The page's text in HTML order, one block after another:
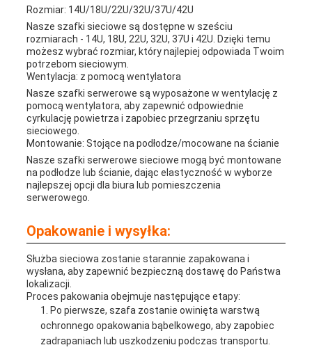
Rozmiar: 14U/18U/22U/32U/37U/42U
Nasze szafki sieciowe są dostępne w sześciu
rozmiarach - 14U, 18U, 22U, 32U, 37U i 42U. Dzięki temu
możesz wybrać rozmiar, który najlepiej odpowiada Twoim
potrzebom sieciowym.
Wentylacja: z pomocą wentylatora
Nasze szafki serwerowe są wyposażone w wentylację z
pomocą wentylatora, aby zapewnić odpowiednie
cyrkulację powietrza i zapobiec przegrzaniu sprzętu
sieciowego.
Montowanie: Stojące na podłodze/mocowane na ścianie
Nasze szafki serwerowe sieciowe mogą być montowane
na podłodze lub ścianie, dając elastyczność w wyborze
najlepszej opcji dla biura lub pomieszczenia
serwerowego.
Opakowanie i wysyłka:
Służba sieciowa zostanie starannie zapakowana i
wysłana, aby zapewnić bezpieczną dostawę do Państwa
lokalizacji.
Proces pakowania obejmuje następujące etapy:
Po pierwsze, szafa zostanie owinięta warstwą
ochronnego opakowania bąbelkowego, aby zapobiec
zadrapaniach lub uszkodzeniu podczas transportu.